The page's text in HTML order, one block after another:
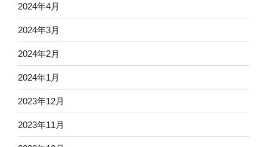
2024年4月
2024年3月
2024年2月
2024年1月
2023年12月
2023年11月